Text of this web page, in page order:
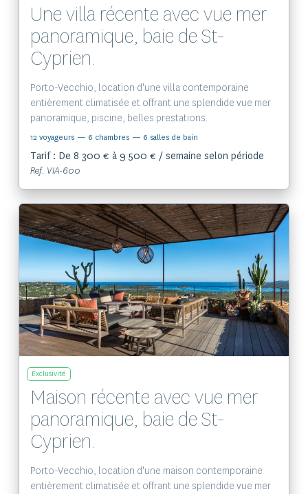
Une villa récente avec vue mer
panoramique, baie de St-
Cyprien.
Porto-Vecchio, location d'une villa contemporaine
entièrement climatisée et offrant une splendide vue mer
panoramique, piscine, belles prestations.
12 voyageurs — 6 chambres — 6 salles de bain
Tarif : De 8 300 € à 9 500 € / semaine selon période
Ref. VIA-600
Voir le bien
Exclusivité
Maison récente avec vue mer
panoramique, baie de St-
Cyprien.
Porto-Vecchio, location d'une maison contemporaine
entièrement climatisée et offrant une splendide vue mer